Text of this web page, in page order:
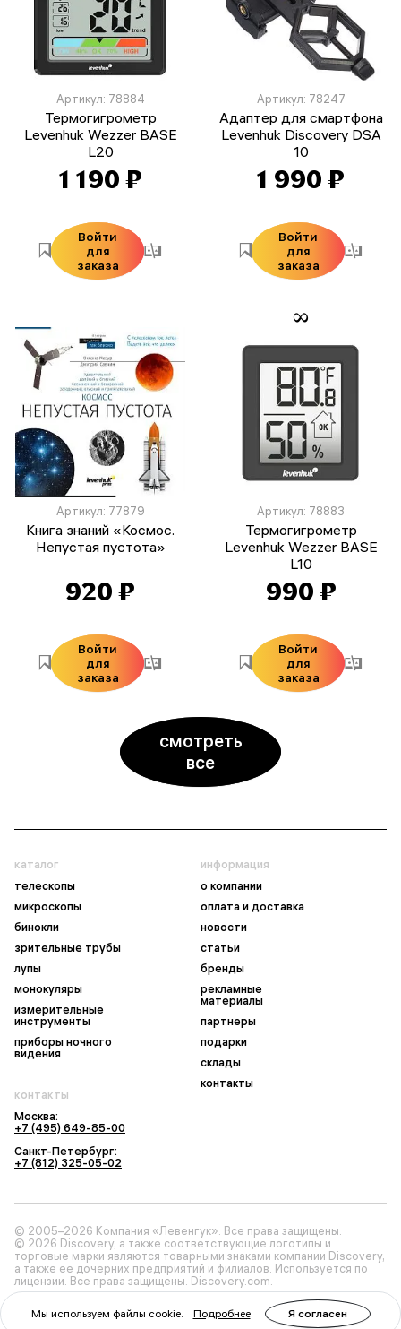
Артикул: 78884
Термогигрометр
Levenhuk Wezzer BASE
L20
1 190 ₽
Войти
для
заказа
Артикул: 78247
Адаптер для смартфона
Levenhuk Discovery DSA
10
1 990 ₽
Войти
для
заказа
Артикул: 77879
Книга знаний «Космос.
Непустая пустота»
920 ₽
Войти
для
заказа
Артикул: 78883
Термогигрометр
Levenhuk Wezzer BASE
L10
990 ₽
Войти
для
заказа
смотреть
все
каталог
телескопы
микроскопы
бинокли
зрительные трубы
лупы
монокуляры
измерительные
инструменты
приборы ночного
видения
информация
о компании
оплата и доставка
новости
статьи
бренды
рекламные
материалы
партнеры
подарки
склады
контакты
контакты
Москва:
+7 (495) 649-85-00
Санкт-Петербург:
+7 (812) 325-05-02
© 2005–2026 Компания «Левенгук». Все права защищены.
© 2026 Discovery, а также соответствующие логотипы и
торговые марки являются товарными знаками компании Discovery,
а также ее дочерних предприятий и филиалов. Используется по
лицензии. Все права защищены. Discovery.com.
Политика конфиденциальности
Мы используем файлы cookie. Подробнее Я согласен